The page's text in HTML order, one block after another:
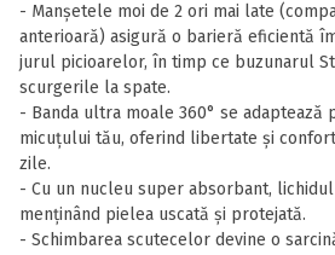
- Manșetele moi de 2 ori mai late
anterioară) asigură o barieră eficientă
jurul picioarelor, în timp ce buzunarul
scurgerile la spate.
- Banda ultra moale 360° se
micuțului tău, oferind libertate și
zile.
- Cu un nucleu super absorbant,
menținând pielea uscată și protejată.
- Schimbarea scutecelor devine o